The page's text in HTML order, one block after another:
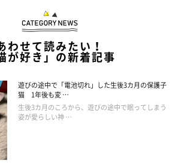
(@hyappikinoneko)がシェアした投稿 -
ぎるおちゃめなニャンコなのでした♪
「#ねこのきもち」「#ねこのきもち部」
敵な写真・動画を紹介しています。
わせて読みたい！
が好き」の新着記事
遊びの途中で「電池切れ」した生後3カ月の保護子
猫 1年後も変 …
生後3カ月のころから、遊びの途中で眠ってしまう
姿が愛らしい神 …